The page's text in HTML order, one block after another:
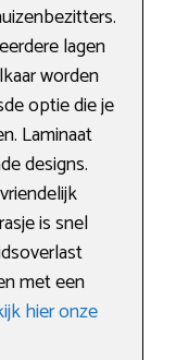
lagen
worden
optie die je
Laminaat
designs.
is snel
met een
hier onze